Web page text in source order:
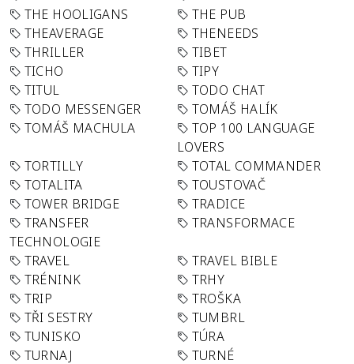
THE HOOLIGANS
THE PUB
THEAVERAGE
THENEEDS
THRILLER
TIBET
TICHO
TIPY
TITUL
TODO CHAT
TODO MESSENGER
TOMÁŠ HALÍK
TOMÁŠ MACHULA
TOP 100 LANGUAGE
LOVERS
TORTILLY
TOTAL COMMANDER
TOTALITA
TOUSTOVAČ
TOWER BRIDGE
TRADICE
TRANSFER
TECHNOLOGIE
TRANSFORMACE
TRAVEL
TRAVEL BIBLE
TRÉNINK
TRHY
TRIP
TROŠKA
TŘI SESTRY
TUMBRL
TUNISKO
TÚRA
TURNAJ
TURNÉ